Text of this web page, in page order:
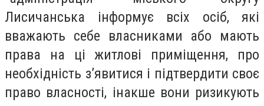
Лисичанська інформує всіх осіб, які
вважають себе власниками або мають
права на ці житлові приміщення, про
необхідність з’явитися і підтвердити своє
право власності, інакше вони ризикують